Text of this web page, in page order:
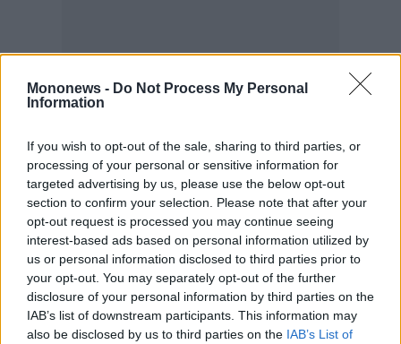
Mononews - Do Not Process My Personal
Information
If you wish to opt-out of the sale, sharing to third parties, or
processing of your personal or sensitive information for
targeted advertising by us, please use the below opt-out
section to confirm your selection. Please note that after your
opt-out request is processed you may continue seeing
interest-based ads based on personal information utilized by
us or personal information disclosed to third parties prior to
your opt-out. You may separately opt-out of the further
disclosure of your personal information by third parties on the
IAB’s list of downstream participants. This information may
also be disclosed by us to third parties on the IAB’s List of